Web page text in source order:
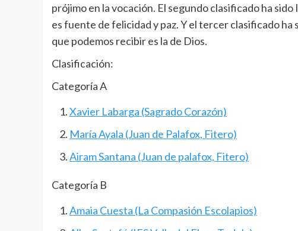
prójimo en la vocación. El segundo clasificado ha
es fuente de felicidad y paz. Y el tercer clasificado
que podemos recibir es la de Dios.
Clasificación:
Categoría A
Xavier Labarga (Sagrado Corazón)
María Ayala (Juan de Palafox, Fitero)
Airam Santana (Juan de palafox, Fitero)
Categoría B
Amaia Cuesta (La Compasión Escolapios)